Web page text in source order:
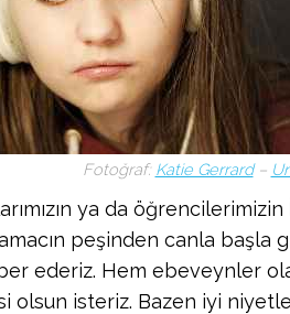
Fotoğraf: Katie Gerrard–
ya da
peşinden canla başla
ederiz. Hem ebeveynler
olsun isteriz. Bazen iyi